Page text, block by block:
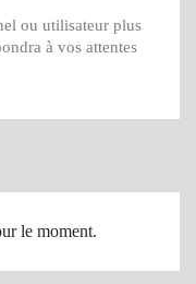
ou utilisateur plus
à vos attentes
le moment.